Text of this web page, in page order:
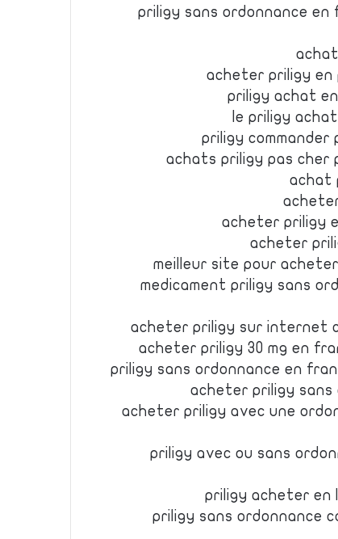
priligy sans ordonnance
acheter priligy en
priligy achat
le priligy
priligy commander
achats priligy pas cher
achat
acheter priligy
acheter
meilleur site pour
medicament priligy sans
acheter priligy sur internet
acheter priligy 30 mg en
priligy sans ordonnance en
acheter priligy sans
acheter priligy avec une
priligy avec ou sans
priligy acheter en
priligy sans ordonnance